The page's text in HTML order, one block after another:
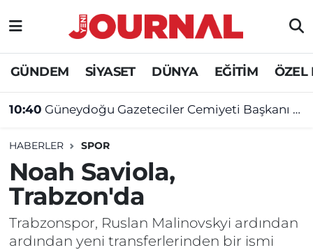
GÜNDEM SİYASET DÜNYA EĞİTİM ÖZEL
10:40 Güneydoğu Gazeteciler Cemiyeti Başkanı Bozarslan’dan milletvekillerine çağrı: “Çözümden ve barıştan korkmayın”
HABERLER SPOR
Noah Saviola,
Trabzon'da
Trabzonspor, Ruslan Malinovskyi ardından
ardından yeni transferlerinden bir ismi
GÜNDEM
SİYASET
DÜNYA
EĞİTİM
ÖZEL HABER
Nöbetçi Eczaneler
Hava Durumu
Süper Lig Puan Durumu ve Fikstür
Tüm Manşetler
Son Dakika Haberleri